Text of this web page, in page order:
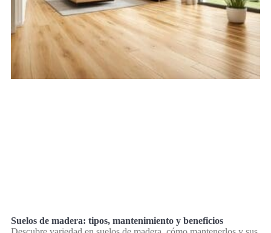
Suelos de madera: tipos, mantenimiento y beneficios